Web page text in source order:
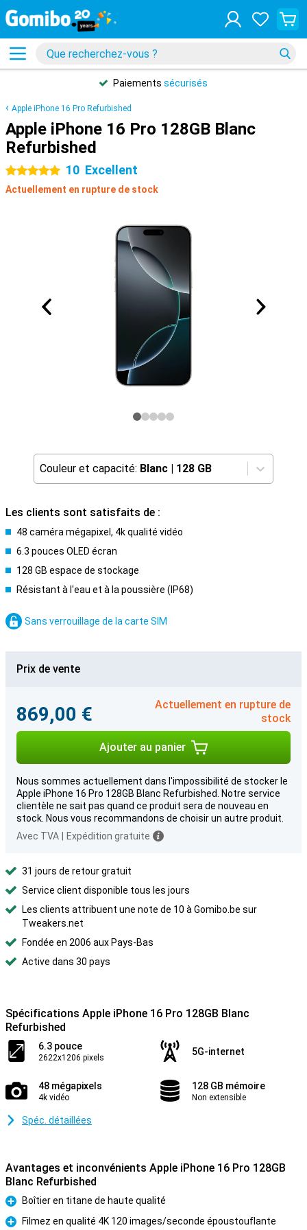
Paiements sécurisés
Apple iPhone 16 Pro Refurbished
Apple iPhone 16 Pro 128GB Blanc
Refurbished
5 étoiles 10 Excellent
Actuellement en rupture de stock
Couleur et capacité: Blanc | 128 GB
Les clients sont satisfaits de :
48 caméra mégapixel, 4k qualité vidéo
6.3 pouces OLED écran
128 GB espace de stockage
Résistant à l'eau et à la poussière (IP68)
Sans verrouillage de la carte SIM
Prix de vente
869,00 €
Actuellement en rupture de
stock
Ajouter au panier
Nous sommes actuellement dans l'impossibilité de stocker le
Apple iPhone 16 Pro 128GB Blanc Refurbished. Notre service
clientèle ne sait pas quand ce produit sera de nouveau en
stock. Nous vous recommandons de choisir un autre produit.
Avec TVA
Expédition gratuite
31 jours de retour gratuit
Service client disponible tous les jours
Les clients attribuent une note de 10 à Gomibo.be sur
Tweakers.net
Fondée en 2006 aux Pays-Bas
Active dans 30 pays
Spécifications Apple iPhone 16 Pro 128GB Blanc
Refurbished
6.3 pouce
2622x1206 pixels
5G-internet
48 mégapixels
4k vidéo
128 GB mémoire
Non extensible
Spéc. détaillées
Avantages et inconvénients Apple iPhone 16 Pro 128GB
Blanc Refurbished
Pour
Boîtier en titane de haute qualité
Filmez en qualité 4K 120 images/seconde époustouflante